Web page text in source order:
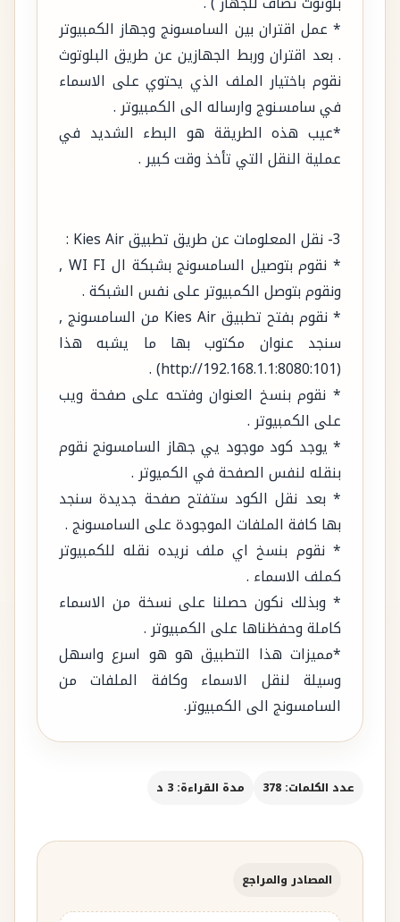
* عمل اقتران بين السامسونج وجهاز الكمبيوتر
. بعد اقتران وربط الجهازين عن طريق البلوتوث
نقوم باختيار الملف الذي يحتوي على الاسماء
في سامسنوج وارساله الى الكمبيوتر .
*عيب هذه الطريقة هو البطء الشديد في
عملية النقل التي تأخذ وقت كبير .
3- نقل المعلومات عن طريق تطبيق Kies Air :
* نقوم بتوصيل السامسونج بشبكة ال WI FI ,
ونقوم بتوصل الكمبيوتر على نفس الشبكة .
* نقوم بفتح تطبيق Kies Air من السامسونج ,
سنجد عنوان مكتوب بها ما يشبه هذا
(http://192.168.1.1:8080:101) .
* نقوم بنسخ العنوان وفتحه على صفحة ويب
على الكمبيوتر .
* يوجد كود موجود يي جهاز السامسونج نقوم
بنقله لنفس الصفحة في الكميوتر .
* بعد نقل الكود ستفتح صفحة جديدة سنجد
بها كافة الملفات الموجودة على السامسونج .
* نقوم بنسخ اي ملف نريده نقله للكمبيوتر
كملف الاسماء .
* وبذلك نكون حصلنا على نسخة من الاسماء
كاملة وحفظناها على الكمبيوتر .
*مميزات هذا التطبيق هو هو اسرع واسهل
وسيلة لنقل الاسماء وكافة الملفات من
السامسونج الى الكمبيوتر.
عدد الكلمات: 378 مدة القراءة: 3 د
المصادر والمراجع